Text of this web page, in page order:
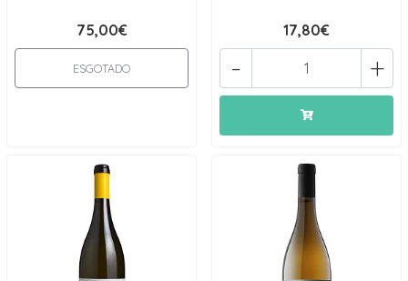
75,00€
ESGOTADO
17,80€
+
-